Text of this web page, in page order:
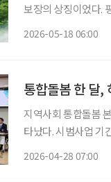
보장의 상징이었다.
2026-05-18 06:00
통합돌봄 한 달,
지역사회 통합돌봄
타났다. 시범사업 기
2026-04-28 07:00